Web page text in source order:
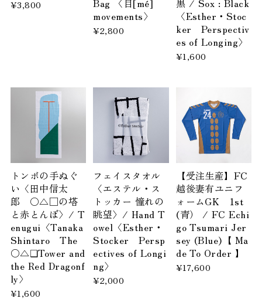
¥3,800
Bag 〈目[mé]
movements〉
¥2,800
黒 / Sox : Black
〈Esther・Stoc
ker Perspectiv
es of Longing〉
¥1,600
トンボの手ぬぐ
い〈田中信太
郎 〇△□の塔
と赤とんぼ〉/ T
enugui〈Tanaka
Shintaro The
〇△❑Tower and
the Red Dragonf
ly〉
¥1,600
フェイスタオル
〈エステル・ス
トッカー 憧れの
眺望〉/ Hand T
owel〈Esther・
Stocker Persp
ectives of Longi
ng〉
¥2,000
【受注生産】FC
越後妻有ユニフ
ォームGK 1st
(青） / FC Echi
go Tsumari Jer
sey (Blue)【 Ma
de To Order 】
¥17,600